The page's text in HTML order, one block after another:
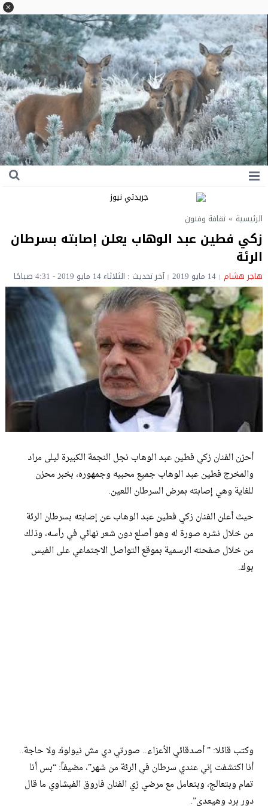
الرئيسية » ثقافة وفنون
زكي فطين عبد الوهاب يعلن إصابته بسرطان
الرئة
هاجر هشام 14 مايو 2019 آخر تحديث : الثلاثاء 14 مايو 2019 - 4:31 صباحًا
أحزن الفنان زكي فطين عبد الوهاب نجل النجمة الكبيرة ليلى مراد
والمخرج فطين عبد الوهاب جميع محبيه وجمهوره، بخبر محزن
للغاية وهي إصابته بمرض السرطان اللعين.
حيث أعلن الفنان زكي فطين عبد الوهاب عن إصابته بسرطان الرئة
من خلال نشره صورة له وهو أصلع دون شعر نهائي في رأسه، وذلك
من خلال صفحته الرسمية بموقع التواصل الاجتماعي على الفيس
بوك.
وكتب قائلا: ” أصدقائي الأعزاء.. صورتي دي مش نيولوك ولا حاجة..
أنا اكتشفت إني عندي سرطان في الرئة من شهر”، مضيفاً: “بس أنا
تمام وبتعالج، وبتعامل مع مرضي زي الفنان فاروق الفيشاوي ما قال
دور برد وهيعدي”.